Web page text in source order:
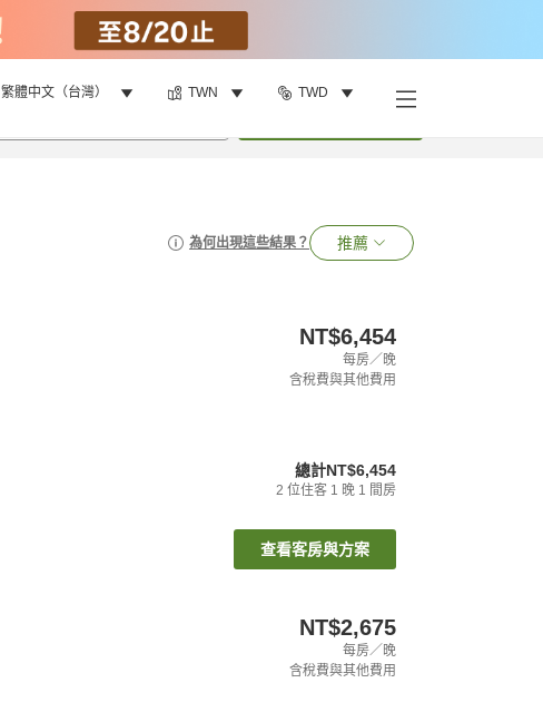
繁體中文（台灣） TWN TWD
為何出現這些結果？ 推薦
NT$6,454
每房／晚
含稅費與其他費用
總計NT$6,454
2 位住客 1 晚 1 間房
查看客房與方案
NT$2,675
每房／晚
含稅費與其他費用